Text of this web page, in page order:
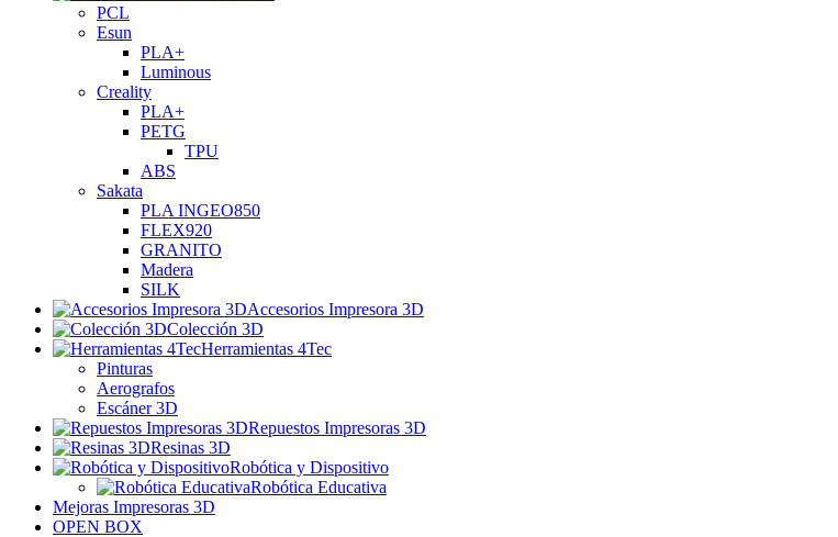
PCL
Esun
PLA+
Luminous
Creality
PLA+
PETG
TPU
ABS
Sakata
PLA INGEO850
FLEX920
GRANITO
Madera
SILK
Accesorios Impresora 3D
Colección 3D
Herramientas 4Tec
Pinturas
Aerografos
Escáner 3D
Repuestos Impresoras 3D
Resinas 3D
Robótica y Dispositivo
Robótica Educativa
Mejoras Impresoras 3D
OPEN BOX